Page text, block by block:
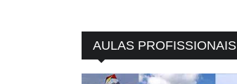
AULAS PROFISSIONAIS